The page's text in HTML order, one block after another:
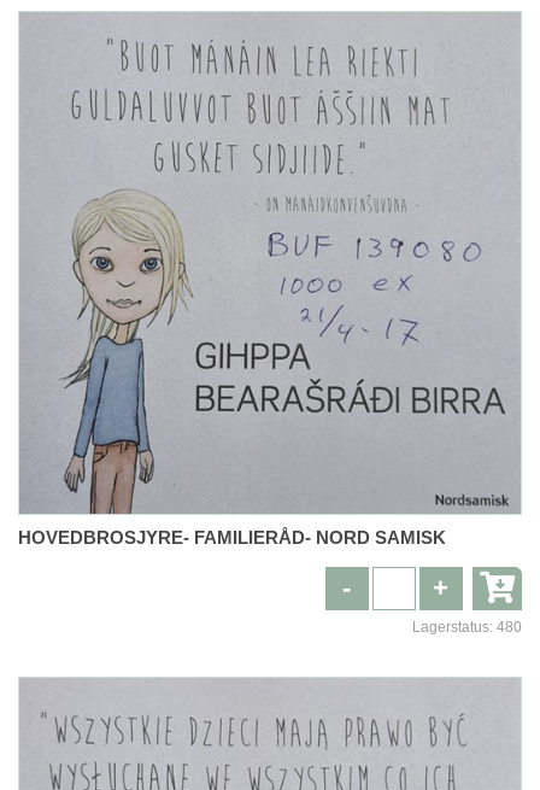
HOVEDBROSJYRE- FAMILIERÅD- NORD SAMISK
+
-
Lagerstatus: 480